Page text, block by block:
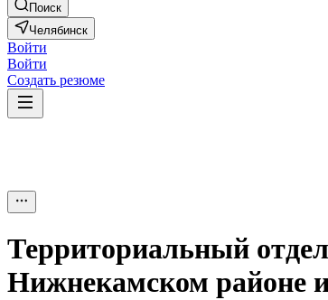
Поиск
Челябинск
Войти
Войти
Создать резюме
Территориальный
Нижнекамском районе